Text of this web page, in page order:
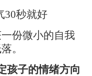
30秒就好
份微小的自我
。
孩子的情绪方向